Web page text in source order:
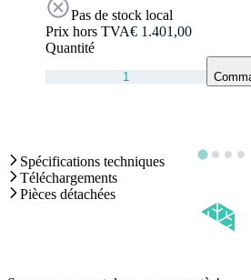
Pas de stock local
Prix hors TVA€ 1.401,00
Quantité
Spécifications techniques
Téléchargements
Pièces détachées